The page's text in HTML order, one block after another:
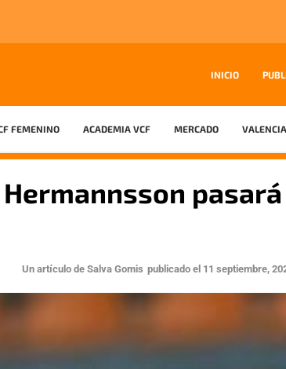
INICIO
FEMENINO ACADEMIA VCF MERCADO
pasará
Un artículo de Salva Gomis publicado el 11 septiembre,